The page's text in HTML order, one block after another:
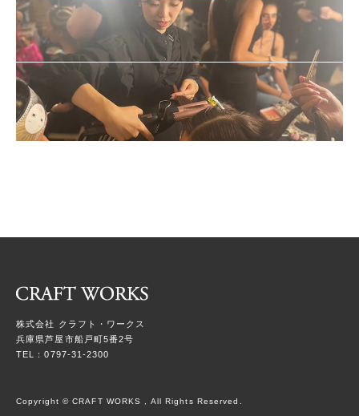
株式会社 クラフト・ワークス
兵庫県芦屋市船戸町5番2号
TEL：0797-31-2300
Copyright © CRAFT WORKS , All Rights Reserved.